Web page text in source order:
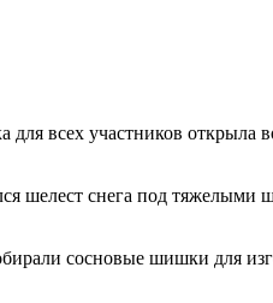
всех участников открыла
шелест снега под
сосновые шишки для